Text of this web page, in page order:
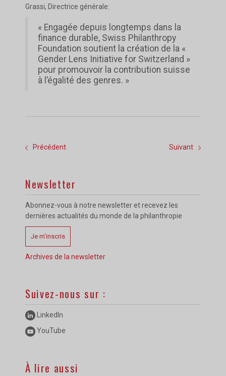
Grassi, Directrice générale:
« Engagée depuis longtemps dans la
finance durable, Swiss Philanthropy
Foundation soutient la création de la «
Gender Lens Initiative for Switzerland »
pour promouvoir la contribution suisse
à l’égalité des genres. »
Précédent Suivant
Newsletter
Abonnez-vous à notre newsletter et recevez les
dernières actualités du monde de la philanthropie
Je m’inscris
Archives de la newsletter
Suivez-nous sur :
LinkedIn
YouTube
À lire aussi